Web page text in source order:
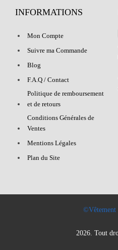
INFORMATIONS
Mon Compte
Suivre ma Commande
Blog
F.A.Q / Contact
Politique de remboursement
et de retours
Conditions Générales de
Ventes
Mentions Légales
Plan du Site
©Vêtement
2026. Tout